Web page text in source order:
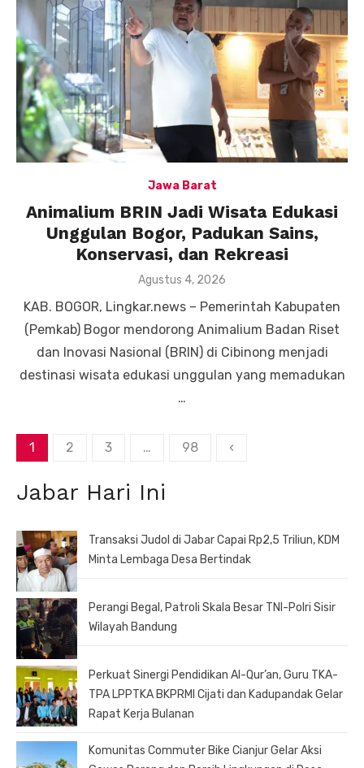
Jawa Barat
Animalium BRIN Jadi Wisata Edukasi
Unggulan Bogor, Padukan Sains,
Konservasi, dan Rekreasi
Posted
Agustus 4, 2026
KAB. BOGOR, Lingkar.news – Pemerintah Kabupaten
(Pemkab) Bogor mendorong Animalium Badan Riset
dan Inovasi Nasional (BRIN) di Cibinong menjadi
destinasi wisata edukasi unggulan yang memadukan
…
Paginasi
1 2 3 … 98 ‹
Jabar Hari Ini
Transaksi Judol di Jabar Capai Rp2,5 Triliun, KDM
Minta Lembaga Desa Bertindak
Perangi Begal, Patroli Skala Besar TNI-Polri Sisir
Wilayah Bandung
Perkuat Sinergi Pendidikan Al-Qur’an, Guru TKA-
TPA LPPTKA BKPRMI Cijati dan Kadupandak Gelar
Rapat Kerja Bulanan
Komunitas Commuter Bike Cianjur Gelar Aksi